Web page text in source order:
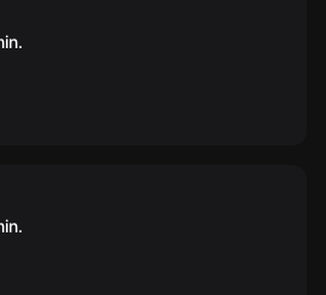
Tempo
Red